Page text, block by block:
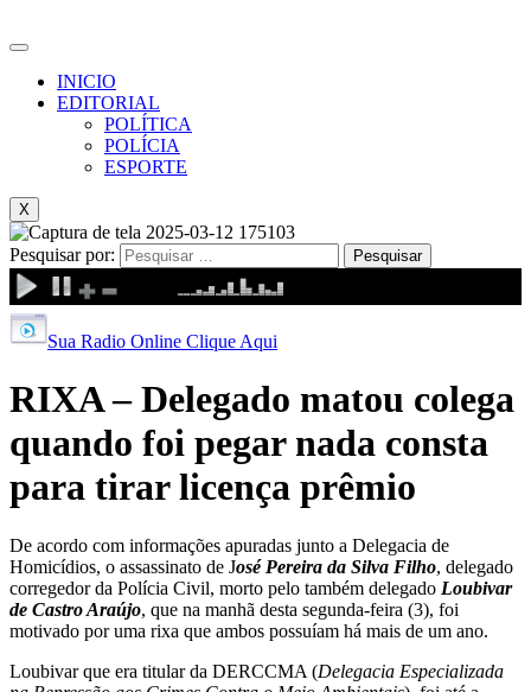
INICIO
EDITORIAL
POLÍTICA
POLÍCIA
ESPORTE
X
Pesquisar por:
Sua Radio Online Clique Aqui
RIXA – Delegado matou colega
quando foi pegar nada consta
para tirar licença prêmio
De acordo com informações apuradas junto a Delegacia de
Homicídios, o assassinato de José Pereira da Silva Filho, delegado
corregedor da Polícia Civil, morto pelo também delegado Loubivar
de Castro Araújo, que na manhã desta segunda-feira (3), foi
motivado por uma rixa que ambos possuíam há mais de um ano.
Loubivar que era titular da DERCCMA (Delegacia Especializada